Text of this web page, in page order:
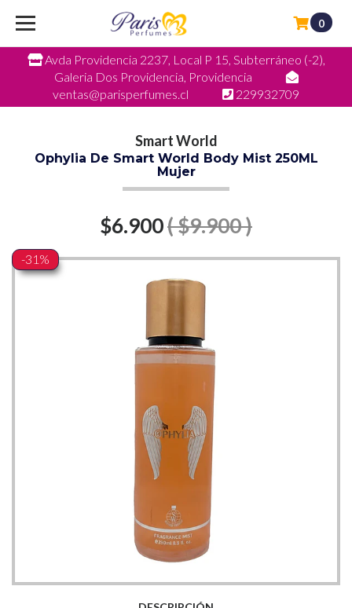
Avda Providencia 2237, Local P 15, Subterráneo (-2),
Galeria Dos Providencia, Providencia
ventas@parisperfumes.cl
229932709
0
Smart World
Ophylia De Smart World Body Mist 250ML
Mujer
$6.900( $9.900 )
-31%